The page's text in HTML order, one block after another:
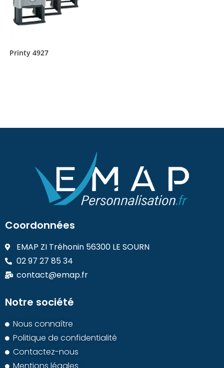
Printy 4927
Coordonnées
EMAP ZI Tréhonin 56300 LE SOURN
02 97 27 85 34
contact@emap.fr
Notre société
Nous connaître
Politique de confidentialité
Contactez-nous